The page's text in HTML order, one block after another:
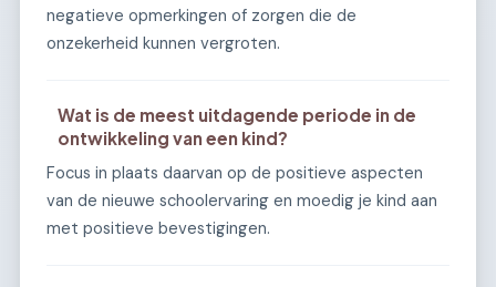
negatieve opmerkingen of zorgen die de
onzekerheid kunnen vergroten.
Wat is de meest uitdagende periode in de
ontwikkeling van een kind?
Focus in plaats daarvan op de positieve aspecten
van de nieuwe schoolervaring en moedig je kind aan
met positieve bevestigingen.